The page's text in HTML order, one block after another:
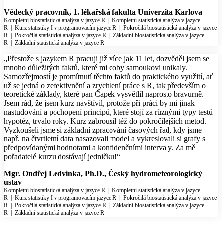
Vědecký pracovník, 1. lékařská fakulta Univerzita Karlova
Kompletní biostatistická analýza v jazyce R | Kompletní statistická analýza v jazyce
R | Kurz statistiky I v programovacím jazyce R | Pokročilá biostatistická analýza v jazyce
R | Pokročilá statistická analýza v jazyce R | Základní biostatistická analýza v jazyce
R | Základní statistická analýza v jazyce R
„Přestože s jazykem R pracuji již více jak 11 let, dozvěděl jsem se
mnoho důležitých faktů, které mi coby samoukovi unikaly.
Samozřejmostí je promítnutí těchto faktů do praktického využití, ať
už se jedná o zefektivnění a zrychlení práce s R, tak především o
teoretické základy, které pan Čapek vysvětlil naprosto bravurně.
Jsem rád, že jsem kurz navštívil, protože při práci by mi jinak
nastudování a pochopení principů, které stojí za různými typy testů
hypotéz, trvalo roky. Kurz zabrousil též do pokročilejších metod.
Vyzkoušeli jsme si základní zpracování časových řad, kdy jsme
např. na čtvrtletní data nasazovali model a vykreslovali si grafy s
předpovídanými hodnotami a konfidenčními intervaly. Za mě
pořadatelé kurzu dostávají jedničku!“
Mgr. Ondřej Ledvinka, Ph.D., Český hydrometeorologický
ústav
Kompletní biostatistická analýza v jazyce R | Kompletní statistická analýza v jazyce
R | Kurz statistiky I v programovacím jazyce R | Pokročilá biostatistická analýza v jazyce
R | Pokročilá statistická analýza v jazyce R | Základní biostatistická analýza v jazyce
R | Základní statistická analýza v jazyce R